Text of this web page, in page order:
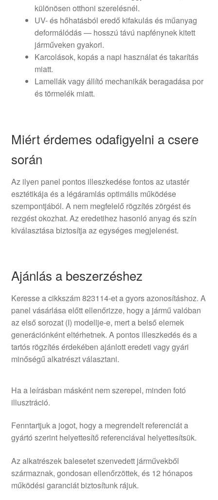
különösen otthoni szerelésnél.
UV- és hőhatásból eredő kifakulás és műanyag
deformálódás — hosszú távú napfénynek kitett
járműveken gyakori.
Karcolások, kopás a napi használat és takarítás
miatt.
Lamellák vagy állító mechanikák beragadása por
és törmelék miatt.
Miért érdemes odafigyelni a csere
során
Az ilyen panel pontos illeszkedése fontos az utastér
esztétikája és a légáramlás optimális működése
szempontjából. A nem megfelelő rögzítés zörgést és
rezgést okozhat. Az eredetihez hasonló anyag és szín
kiválasztása biztosítja az egységes megjelenést.
Ajánlás a beszerzéshez
Keresse a cikkszám 823114-et a gyors azonosításhoz. A
panel vásárlása előtt ellenőrizze, hogy a jármű valóban
az első sorozat (I) modellje-e, mert a belső elemek
generációnként eltérhetnek. A pontos illeszkedés és a
tartós rögzítés érdekében ajánlott eredeti vagy gyári
minőségű alkatrészt választani.
Ha a leírásban másként nem szerepel, minden fotó
illusztráció.
Fenntartjuk a jogot, hogy a megrendelt referenciát a
gyártó szerint helyettesítő referenciával helyettesítsük.
Az alkatrészek balesetet szenvedett járművekből
származnak, gondosan ellenőrzöttek, és 12 hónapos
működési garanciát biztosítunk rájuk.